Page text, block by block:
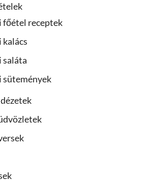
főétel receptek
kalács
saláta
sütemények